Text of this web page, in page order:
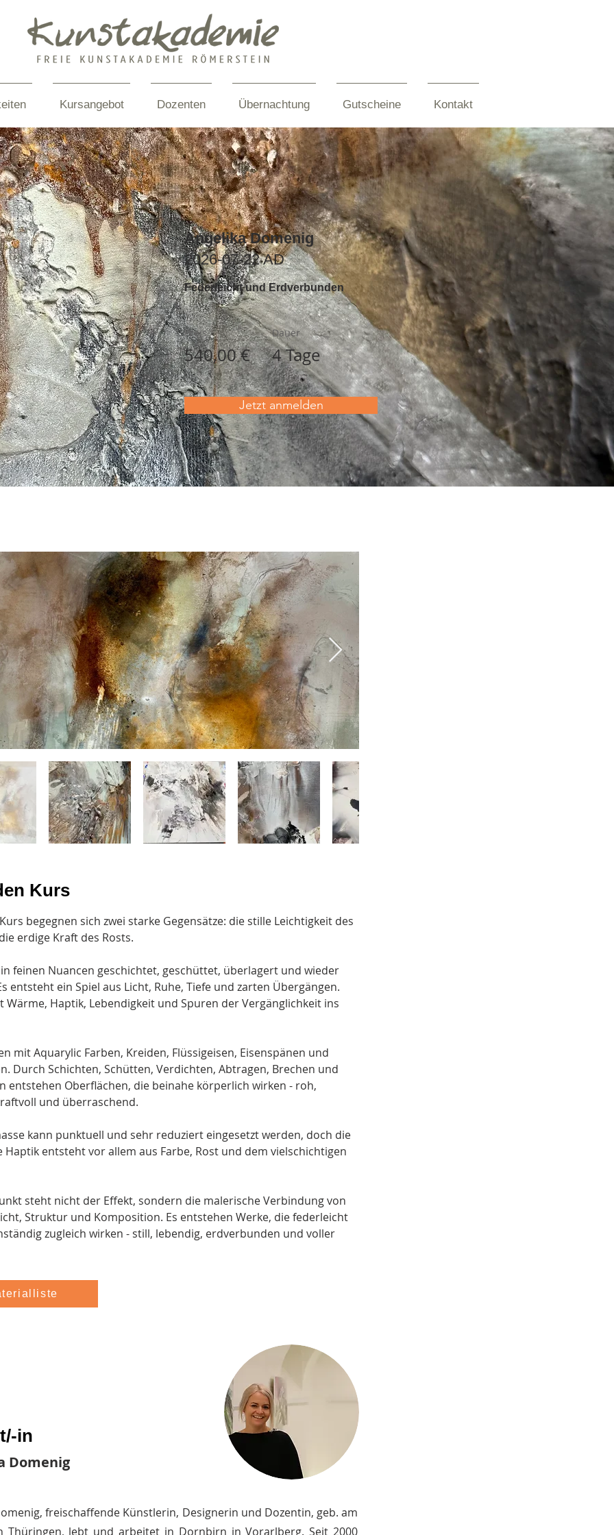
Kursangebot Dozenten Übernachtung Gutscheine Kontakt
Angelika Domenig
2026-07-22 AD
Federleicht und Erdverbunden
Preis
540,00 €
Dauer
4 Tage
Jetzt anmelden
Kurs
begegnen sich zwei starke Gegensätze: die stille Leichtigkeit des
erdige Kraft des Rosts.
feinen Nuancen geschichtet, geschüttet, überlagert und wieder
entsteht ein Spiel aus Licht, Ruhe, Tiefe und zarten Übergängen.
Wärme, Haptik, Lebendigkeit und Spuren der Vergänglichkeit ins
mit Aquarylic Farben, Kreiden, Flüssigeisen, Eisenspänen und
Durch Schichten, Schütten, Verdichten, Abtragen, Brechen und
entstehen Oberflächen, die beinahe körperlich wirken - roh,
und überraschend.
kann punktuell und sehr reduziert eingesetzt werden, doch die
Haptik entsteht vor allem aus Farbe, Rost und dem vielschichtigen
steht nicht der Effekt, sondern die malerische Verbindung von
Struktur und Komposition. Es entstehen Werke, die federleicht
zugleich wirken - still, lebendig, erdverbunden und voller
in
Domenig
freischaffende Künstlerin, Designerin und Dozentin, geb. am
Thüringen, lebt und arbeitet in Dornbirn in Vorarlberg. Seit 2000